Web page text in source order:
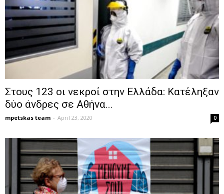
Στους 123 οι νεκροί στην Ελλάδα: Κατέληξαν
δύο άνδρες σε Αθήνα...
mpetskas team - April 23, 2020 0